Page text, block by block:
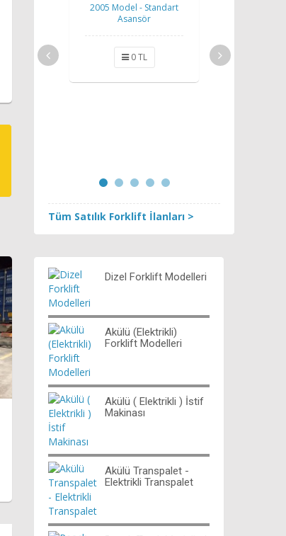
2005 Model - Standart
Asansör
0 TL
Tüm Satılık Forklift İlanları >
Dizel Forklift Modelleri
Akülü (Elektrikli)
Forklift Modelleri
Akülü ( Elektrikli ) İstif
Makinası
Akülü Transpalet -
Elektrikli Transpalet